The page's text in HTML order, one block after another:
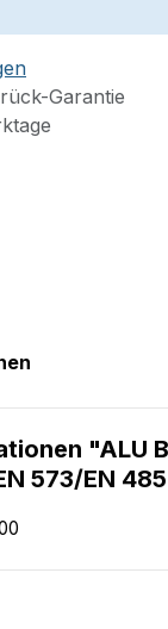
Garantie
"ALU
573/EN